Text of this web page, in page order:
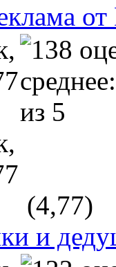
(4,77)
и